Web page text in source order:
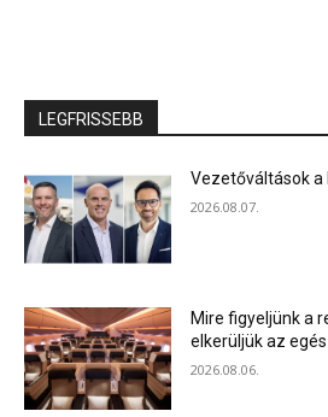
LEGFRISSEBB
Vezetőváltások a
2026.08.07.
Mire figyeljünk a
elkerüljük az
2026.08.06.